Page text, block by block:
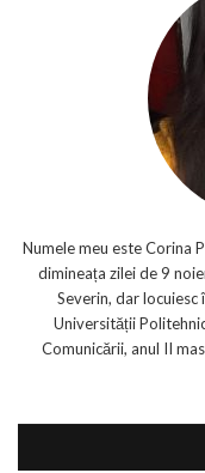
Numele meu este Corina
dimineața zilei de 9
Severin, dar
Universității
Comunicării, anul II